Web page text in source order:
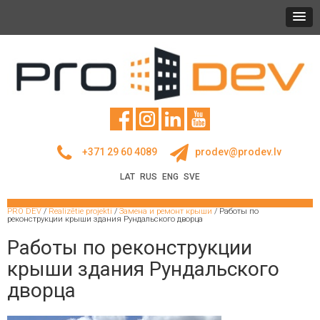
+371 29 60 4089 prodev@prodev.lv
LAT RUS ENG SVE
PRO DEV / Realizētie projekti / Замена и ремонт крыши / Работы по
реконструкции крыши здания Рундальского дворца
Работы по реконструкции
крыши здания Рундальского
дворца